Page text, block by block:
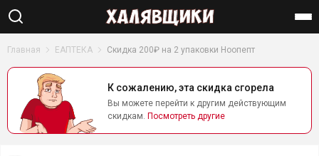
Главная ЕАПТЕКА Скидка 200₽ на 2 упаковки Ноопепт
К сожалению, эта скидка сгорела
Вы можете перейти к другим действующим
скидкам. Посмотреть другие